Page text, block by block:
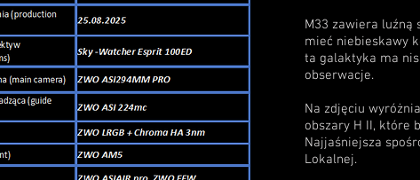
M33 zawiera luźną
mieć niebieskawy
ta galaktyka ma
obserwacje.
Na zdjęciu
obszary H II, które
Najjaśniejsza
Lokalnej.